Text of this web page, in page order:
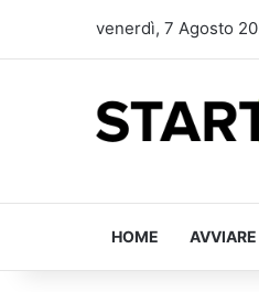
venerdì, 7 Agosto
HOME